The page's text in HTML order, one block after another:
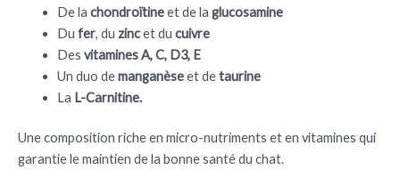
De la chondroïtineet de la glucosamine
Du fer, du zincet du cuivre
Des vitamines A, C, D3, E
Un duo demanganèseet detaurine
La L-Carnitine.
Une composition riche en micro-nutriments et en vitamines qui
garantie le maintien de la bonne santé du chat.